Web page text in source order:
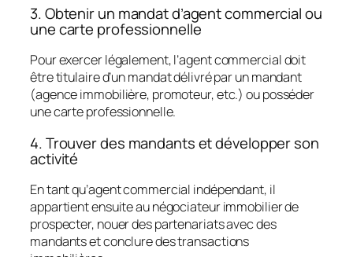
3. Obtenir un mandat d’agent commercial ou
une carte professionnelle
Pour exercer légalement, l’agent commercial doit
être titulaire d’un mandat délivré par un mandant
(agence immobilière, promoteur, etc.) ou posséder
une carte professionnelle.
4. Trouver des mandants et développer son
activité
En tant qu’agent commercial indépendant, il
appartient ensuite au négociateur immobilier de
prospecter, nouer des partenariats avec des
mandants et conclure des transactions